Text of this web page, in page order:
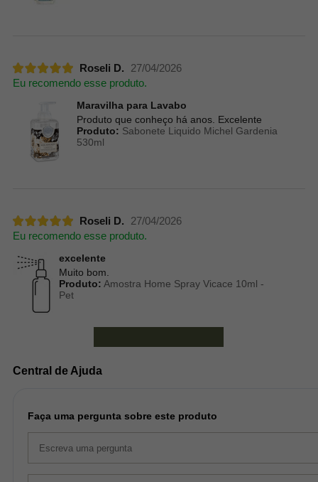
Roseli D.
27/04/2026
Eu recomendo esse produto.
Maravilha para Lavabo
Produto que conheço há anos. Excelente
Produto: Sabonete Liquido Michel Gardenia
530ml
Roseli D.
27/04/2026
Eu recomendo esse produto.
excelente
Muito bom.
Produto: Amostra Home Spray Vicace 10ml -
Pet
Central de Ajuda
Faça uma pergunta sobre este produto